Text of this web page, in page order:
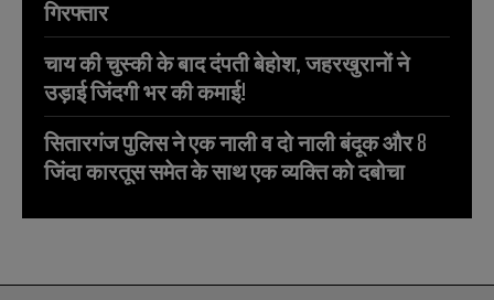
गिरफ्तार
चाय की चुस्की के बाद दंपती बेहोश, जहरखुरानों ने
उड़ाई जिंदगी भर की कमाई!
सितारगंज पुलिस ने एक नाली व दो नाली बंदूक और 8
जिंदा कारतूस समेत के साथ एक व्यक्ति को दबोचा